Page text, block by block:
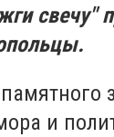
свечу"
и